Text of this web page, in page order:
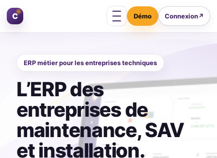
Aller au contenu
C
Ouvrir le menu Connexion↗
ERP métier pour les entreprises techniques
L’ERP des
entreprises de
maintenance, SAV
et installation.